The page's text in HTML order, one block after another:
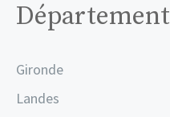
Département
Gironde
Landes